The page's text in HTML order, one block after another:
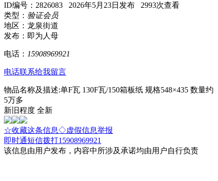
ID编号：2826083 2026年5月23日发布 2993次查看
类型： 验证会员
地区：龙泉街道
发布：即为人母
电话： 15908969921
电话联系给我留言
物品名称及描述:单F瓦 130F瓦/150箱板纸 规格548×435 数量约
5万多
新旧程度 全新
☆收藏这条信息◇虚假信息举报
即时通短信拨打15908969921
该信息由用户发布，内容中所涉及承诺均由用户自行负责